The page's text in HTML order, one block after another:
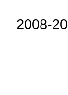
2008-